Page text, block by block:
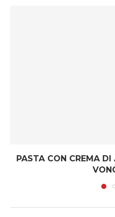
PASTA CON CREMA